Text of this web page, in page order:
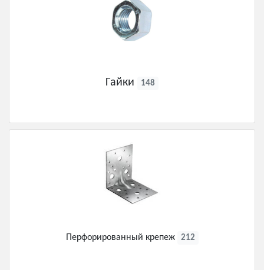
Гайки 148
Перфорированный крепеж 212